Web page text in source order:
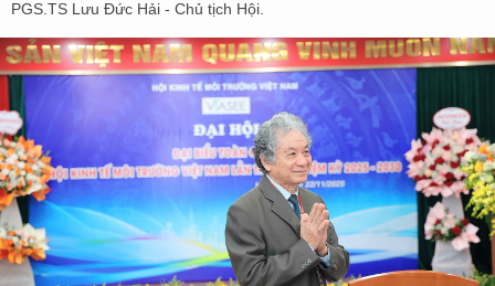
PGS.TS Lưu Đức Hải - Chủ tịch Hội.